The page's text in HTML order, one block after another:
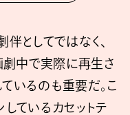
としてではなく、
劇中で実際に再生さ
いるのも重要だ。こ
ているカセットテ